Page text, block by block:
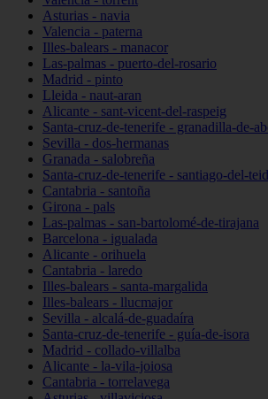
Asturias - navia
Valencia - paterna
Illes-balears - manacor
Las-palmas - puerto-del-rosario
Madrid - pinto
Lleida - naut-aran
Alicante - sant-vicent-del-raspeig
Santa-cruz-de-tenerife - granadilla-de-
Sevilla - dos-hermanas
Granada - salobreña
Santa-cruz-de-tenerife - santiago-del-
Cantabria - santoña
Girona - pals
Las-palmas - san-bartolomé-de-tirajana
Barcelona - igualada
Alicante - orihuela
Cantabria - laredo
Illes-balears - santa-margalida
Illes-balears - llucmajor
Sevilla - alcalá-de-guadaíra
Santa-cruz-de-tenerife - guía-de-isora
Madrid - collado-villalba
Alicante - la-vila-joiosa
Cantabria - torrelavega